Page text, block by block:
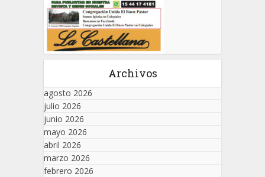
Archivos
agosto 2026
julio 2026
junio 2026
mayo 2026
abril 2026
marzo 2026
febrero 2026